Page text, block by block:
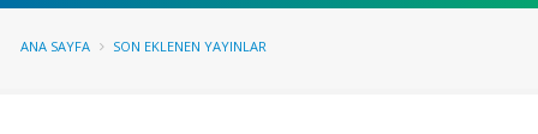
ANA SAYFA SON EKLENEN YAYINLAR